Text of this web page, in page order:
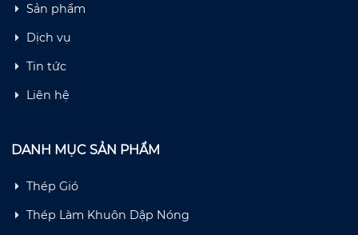
Sản phẩm
Dịch vụ
Tin tức
Liên hệ
DANH MỤC SẢN PHẨM
Thép Gió
Thép Làm Khuôn Dập Nóng